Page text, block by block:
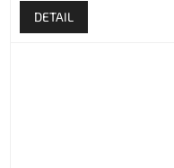
DETAIL